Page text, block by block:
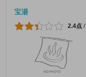
宝湯
2.4点 /